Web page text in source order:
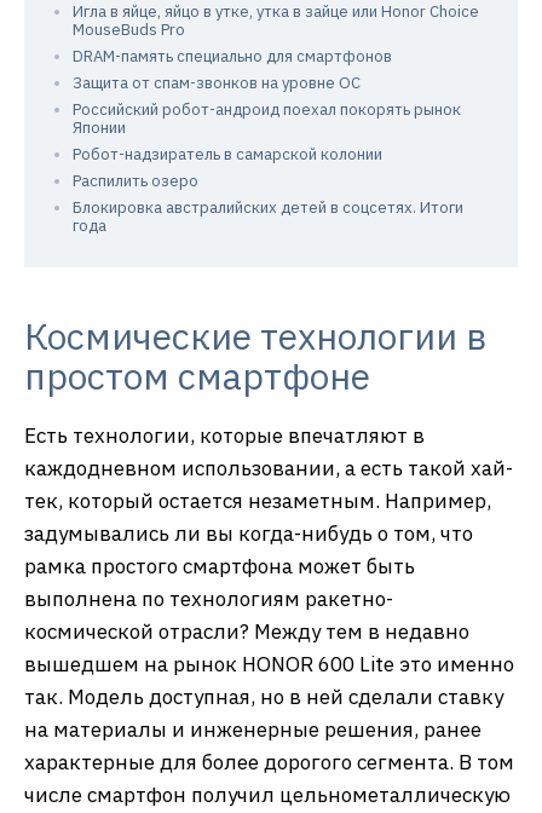
Игла в яйце, яйцо в утке, утка в зайце или Honor Choice
MouseBuds Pro
DRAM-память специально для смартфонов
Защита от спам-звонков на уровне ОС
Российский робот-андроид поехал покорять рынок
Японии
Робот-надзиратель в самарской колонии
Распилить озеро
Блокировка австралийских детей в соцсетях. Итоги
года
Космические технологии в
простом смартфоне
Есть технологии, которые впечатляют в
каждодневном использовании, а есть такой хай-
тек, который остается незаметным. Например,
задумывались ли вы когда-нибудь о том, что
рамка простого смартфона может быть
выполнена по технологиям ракетно-
космической отрасли? Между тем в недавно
вышедшем на рынок HONOR 600 Lite это именно
так. Модель доступная, но в ней сделали ставку
на материалы и инженерные решения, ранее
характерные для более дорогого сегмента. В том
числе смартфон получил цельнометаллическую